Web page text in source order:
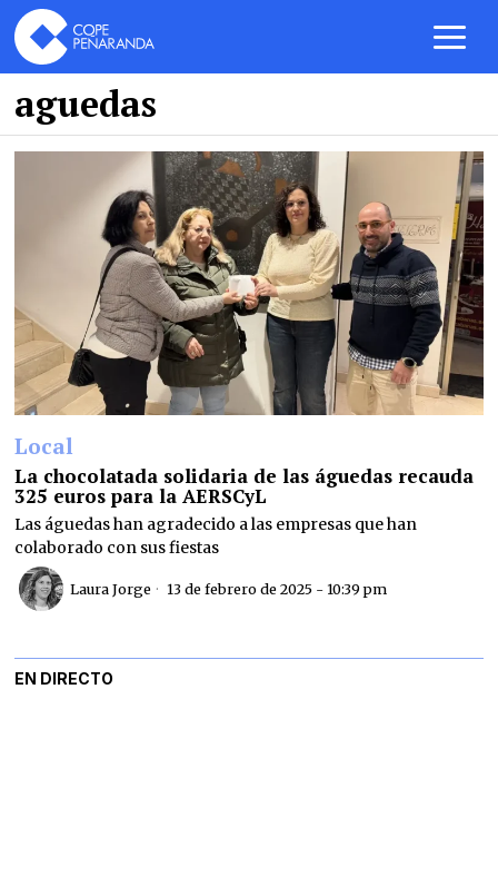
aguedas
Local
La chocolatada solidaria de las águedas recauda
325 euros para la AERSCyL
Las águedas han agradecido a las empresas que han
colaborado con sus fiestas
Laura Jorge 13 de febrero de 2025 - 10:39 pm
EN DIRECTO